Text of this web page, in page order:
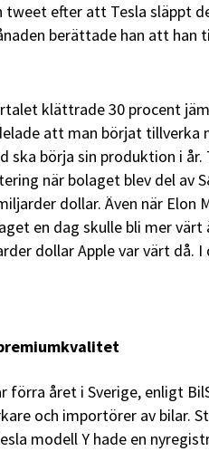
tweet efter att Tesla släppt
berättade han att han
klättrade 30 procent
att man börjat tillverka
ska börja sin produktion i
när bolaget blev del av
dollar. Även när Elon
en dag skulle bli mer värt
dollar Apple var värt då. I
förra året i Sverige, enligt
och importörer av bilar.
modell Y hade en